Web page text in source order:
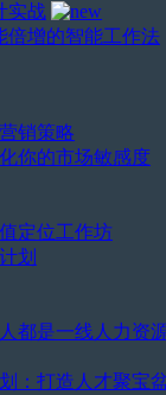
实战
倍增的智能工作法
销策略
你的市场敏感度
定位工作坊
划
都是一线人力资
：打造人才聚宝